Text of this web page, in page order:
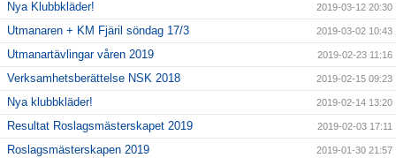
Nya Klubbkläder! 2019-03-12 20:30
Utmanaren + KM Fjäril söndag 17/3 2019-03-02 10:43
Utmanartävlingar våren 2019 2019-02-23 11:16
Verksamhetsberättelse NSK 2018 2019-02-15 09:23
Nya klubbkläder! 2019-02-14 13:20
Resultat Roslagsmästerskapet 2019 2019-02-03 17:11
Roslagsmästerskapen 2019 2019-01-30 21:57